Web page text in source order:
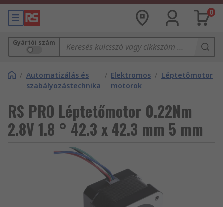
0
Gyártói szám
/ Automatizálás és
szabályozástechnika
/ Elektromos
motorok
/ Léptetőmotorok
RS PRO Léptetőmotor 0.22Nm
2.8V 1.8 ° 42.3 x 42.3 mm 5 mm